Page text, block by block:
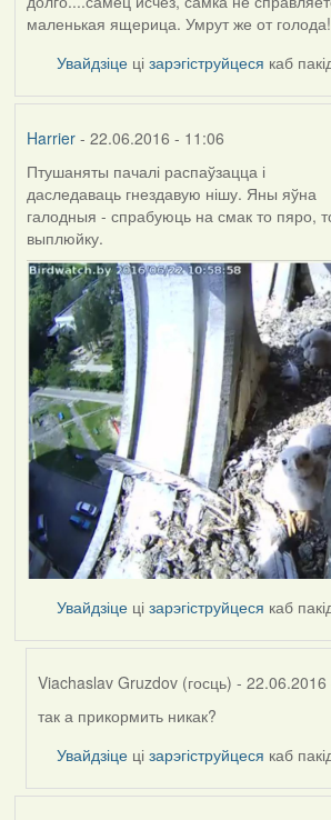
маленькая ящерица. Умрут же от голода!
Увайдзіце цізарэгіструйцеся каб
Harrier- 22.06.2016 - 11:06
Птушаняты пачалі распаўзацца і
даследаваць гнездавую нішу. Яны яўна
галодныя - спрабуюць на смак то пяро,
выплюйку.
Увайдзіце цізарэгіструйцеся каб
Viachaslav Gruzdov (госць) - 22.06.2016
In
reply
by
так а прикормить никак?
Увайдзіце цізарэгіструйцеся каб